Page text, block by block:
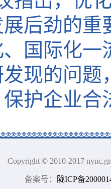
后劲的
国际化
现的问
护企业
Copyright © 2010-2017
备案号： 陇ICP备